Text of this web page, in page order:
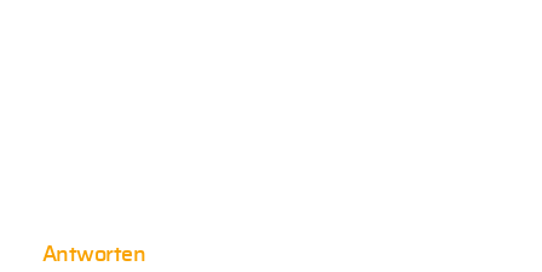
Antworten